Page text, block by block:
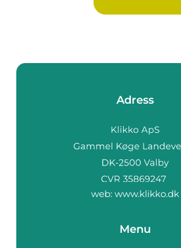
Adress
web: www.klikko.dk
Menu